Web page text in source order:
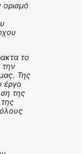
το
την
Της
έργο
της